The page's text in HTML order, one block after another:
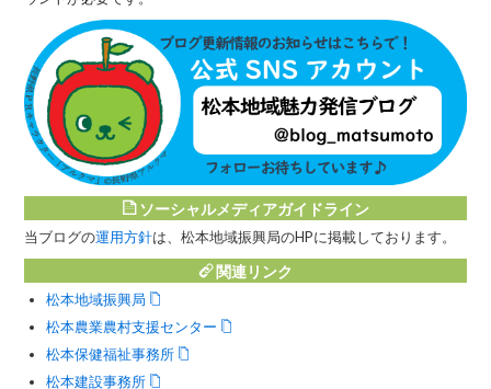
ソーシャルメディアガイドライン
当ブログの運用方針は、松本地域振興局のHPに掲載しております。
関連リンク
松本地域振興局
松本農業農村支援センター
松本保健福祉事務所
松本建設事務所